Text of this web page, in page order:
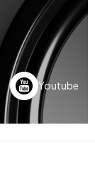
Youtube